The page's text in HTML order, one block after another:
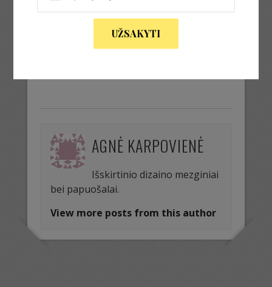
AGNĖ KARPOVIENĖ
Išskirtinio dizaino mezginiai
bei papuošalai.
View more posts from this author
UŽSAKYTI